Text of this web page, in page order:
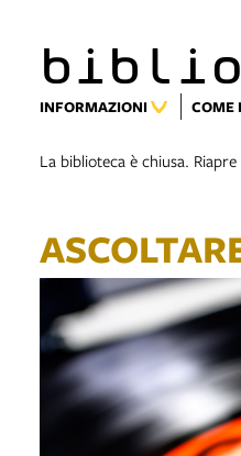
INFORMAZIONI COME
La biblioteca è chiusa.